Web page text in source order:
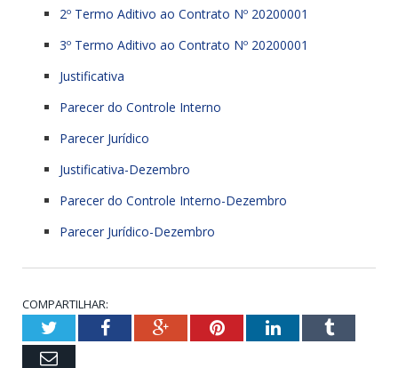
2º Termo Aditivo ao Contrato Nº 20200001
3º Termo Aditivo ao Contrato Nº 20200001
Justificativa
Parecer do Controle Interno
Parecer Jurídico
Justificativa-Dezembro
Parecer do Controle Interno-Dezembro
Parecer Jurídico-Dezembro
COMPARTILHAR:
TwitterFacebookGoogle+PinterestLinkedInTumblr
Email